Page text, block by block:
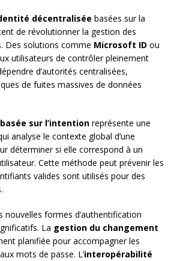
décentralisée basées sur la
de révolutionner la gestion des
Des solutions comme Microsoft ID ou
utilisateurs de contrôler pleinement
d’autorités centralisées,
de fuites massives de données
sur l’intention représente une
analyse le contexte global d’une
déterminer si elle correspond à un
Cette méthode peut prévenir les
valides sont utilisés pour des
nouvelles formes d’authentification
La gestion du changement
planifiée pour accompagner les
mots de passe. L’interopérabilité